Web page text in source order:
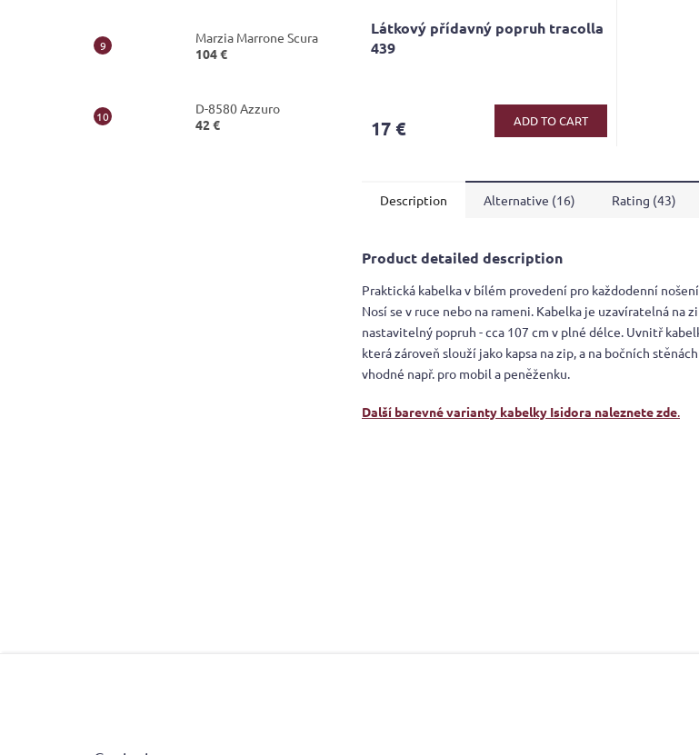
Marzia Marrone Scura
104 €
D-8580 Azzuro
42 €
Látkový přídavný popruh tracolla
439
17 € ADD TO CART
Description Alternative (16) Rating (43)
Product detailed description
Praktická kabelka v bílém provedení pro každodenní
Nosí se v ruce nebo na rameni. Kabelka je uzavíratelná na
nastavitelný popruh - cca 107 cm v plné délce. Uvnitř
která zároveň slouží jako kapsa na zip, a na bočních
vhodné např. pro mobil a peněženku.
Další barevné varianty kabelky Isidora naleznete zde.